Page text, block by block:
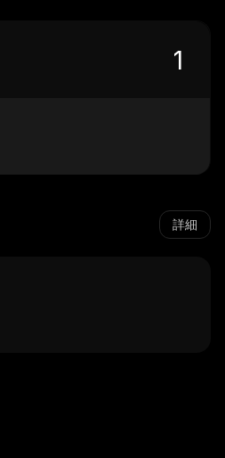
詳細